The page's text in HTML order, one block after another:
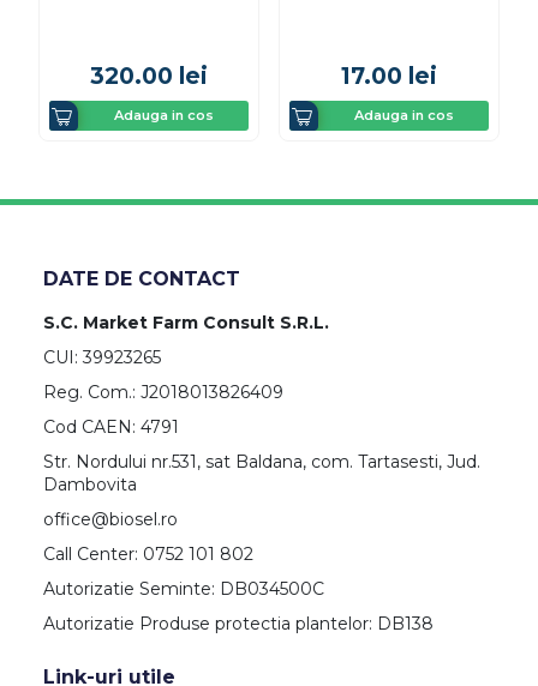
320.00 lei
Adauga in cos
17.00 lei
Adauga in cos
DATE DE CONTACT
S.C. Market Farm Consult S.R.L.
CUI: 39923265
Reg. Com.: J2018013826409
Cod CAEN: 4791
Str. Nordului nr.531, sat Baldana, com. Tartasesti, Jud.
Dambovita
office@biosel.ro
Call Center: 0752 101 802
Autorizatie Seminte: DB034500C
Autorizatie Produse protectia plantelor: DB138
Link-uri utile